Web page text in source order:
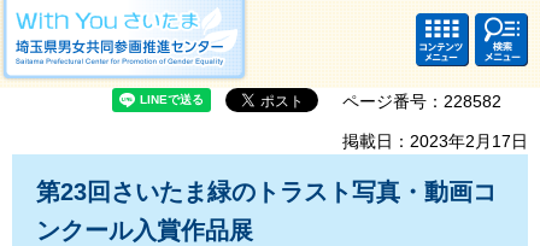
Center for Promotion of Gender Equality
コンテ
ンツメ
ニュー
検索・
共通メ
ニュー
ページ番号：228582
掲載日：2023年2月17日
第23回さいたま緑のトラスト写真・動画コ
ンクール入賞作品展